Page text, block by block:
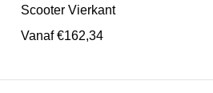
Scooter Vierkant
Vanaf€162,34